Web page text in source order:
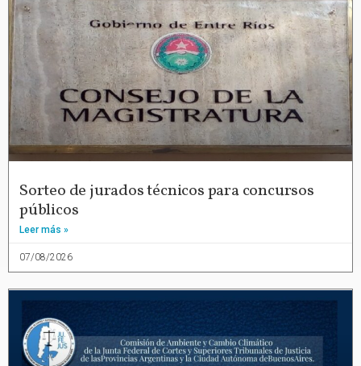
Sorteo de jurados técnicos para concursos
públicos
Leer más »
07/08/2026